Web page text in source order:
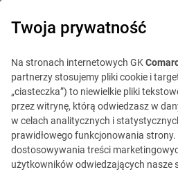
Twoja prywatność
Na stronach internetowych GK
partnerzy stosujemy pliki cookie i
„ciasteczka”) to niewielkie pliki
przez witrynę, którą odwiedzasz w
w celach analitycznych i
prawidłowego funkcjonowania
dostosowywania treści
użytkowników odwiedzających nasze